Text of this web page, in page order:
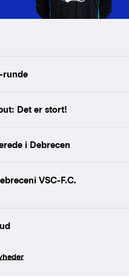
runde
Det er stort!
i Debrecen
VSC-F.C.